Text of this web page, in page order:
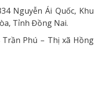
Nguyễn Ái Quốc, Khu
Tỉnh Đồng Nai.
Phú – Thị xã Hồng